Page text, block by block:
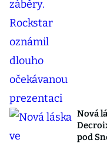
Nová
pod